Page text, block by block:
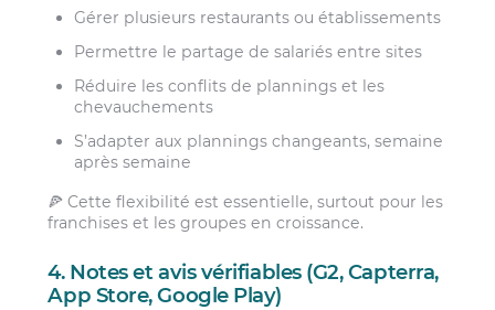
Gérer plusieurs restaurants ou établissements
Permettre le partage de salariés entre sites
Réduire les conflits de plannings et les
chevauchements
S’adapter aux plannings changeants, semaine
après semaine
🍕 Cette flexibilité est essentielle, surtout pour les
franchises et les groupes en croissance.
4. Notes et avis vérifiables (G2, Capterra,
App Store, Google Play)